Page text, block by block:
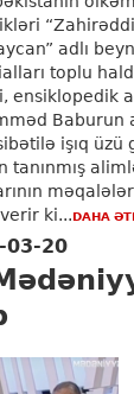
adlı
toplu
ensiklopedik
Baburun
işıq
tanınmış
ki...DAHA
03-20